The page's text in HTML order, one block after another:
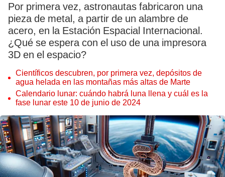
Por primera vez, astronautas fabricaron una
pieza de metal, a partir de un alambre de
acero, en la Estación Espacial Internacional.
¿Qué se espera con el uso de una impresora
3D en el espacio?
Científicos descubren, por primera vez, depósitos de
agua helada en las montañas más altas de Marte
Calendario lunar: cuándo habrá luna llena y cuál es la
fase lunar este 10 de junio de 2024